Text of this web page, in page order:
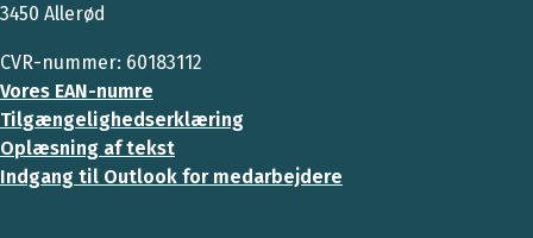
3450 Allerød
CVR-nummer: 60183112
Vores EAN-numre
Tilgængelighedserklæring
Oplæsning af tekst
Indgang til Outlook for medarbejdere